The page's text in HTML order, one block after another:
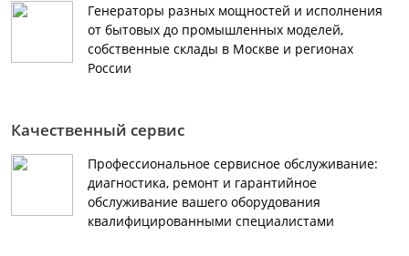
Генераторы разных мощностей и исполнения
от бытовых до промышленных моделей,
собственные склады в Москве и регионах
России
Качественный сервис
Профессиональное сервисное обслуживание:
диагностика, ремонт и гарантийное
обслуживание вашего оборудования
квалифицированными специалистами